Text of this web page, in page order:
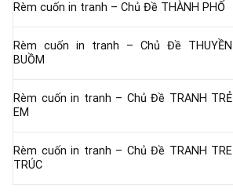
Rèm cuốn in tranh – Chủ Đề THÀNH PHỐ
Rèm cuốn in tranh – Chủ Đề THUYỀN
BUỒM
Rèm cuốn in tranh – Chủ Đề TRANH TRẺ
EM
Rèm cuốn in tranh – Chủ Đề TRANH TRE
TRÚC